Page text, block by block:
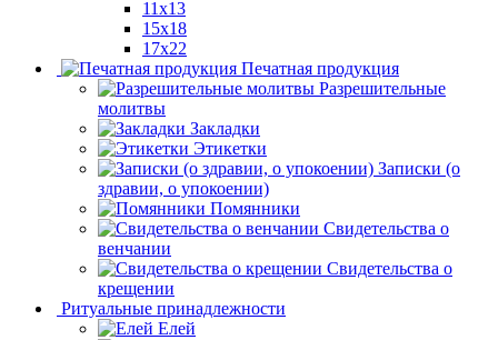
11х13
15х18
17х22
Печатная продукция
Разрешительные
молитвы
Закладки
Этикетки
Записки (о
здравии, о упокоении)
Помянники
Свидетельства о
венчании
Свидетельства о
крещении
Ритуальные принадлежности
Елей